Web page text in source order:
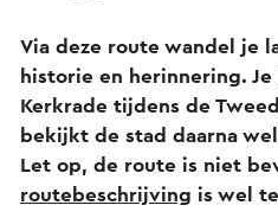
Via deze route wandel je
historie en herinnering.
Kerkrade tijdens de
bekijkt de stad daarna
Let op, de route is niet
routebeschrijving is wel